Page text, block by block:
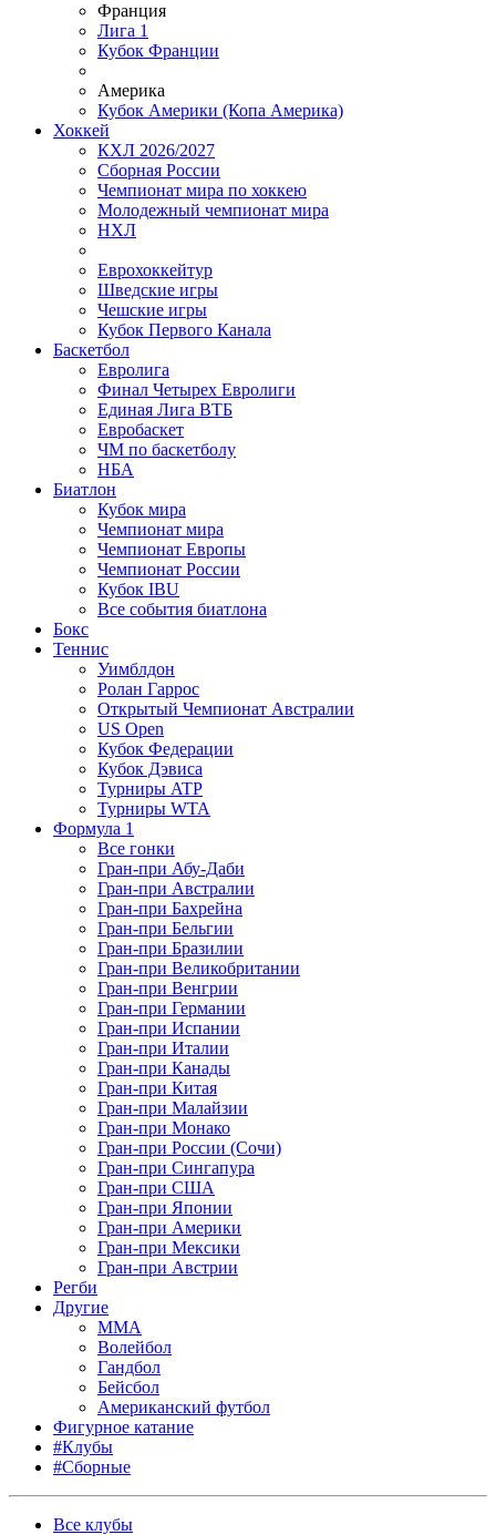
Франция
Лига 1
Кубок Франции
Америка
Кубок Америки (Копа Америка)
Хоккей
КХЛ 2026/2027
Сборная России
Чемпионат мира по хоккею
Молодежный чемпионат мира
НХЛ
Еврохоккейтур
Шведские игры
Чешские игры
Кубок Первого Канала
Баскетбол
Евролига
Финал Четырех Евролиги
Единая Лига ВТБ
Евробаскет
ЧМ по баскетболу
НБА
Биатлон
Кубок мира
Чемпионат мира
Чемпионат Европы
Чемпионат России
Кубок IBU
Все события биатлона
Бокс
Теннис
Уимблдон
Ролан Гаррос
Открытый Чемпионат Австралии
US Open
Кубок Федерации
Кубок Дэвиса
Турниры ATP
Турниры WTA
Формула 1
Все гонки
Гран-при Абу-Даби
Гран-при Австралии
Гран-при Бахрейна
Гран-при Бельгии
Гран-при Бразилии
Гран-при Великобритании
Гран-при Венгрии
Гран-при Германии
Гран-при Испании
Гран-при Италии
Гран-при Канады
Гран-при Китая
Гран-при Малайзии
Гран-при Монако
Гран-при России (Сочи)
Гран-при Сингапура
Гран-при США
Гран-при Японии
Гран-при Америки
Гран-при Мексики
Гран-при Австрии
Регби
Другие
MMA
Волейбол
Гандбол
Бейсбол
Американский футбол
Фигурное катание
#Клубы
#Сборные
Все клубы